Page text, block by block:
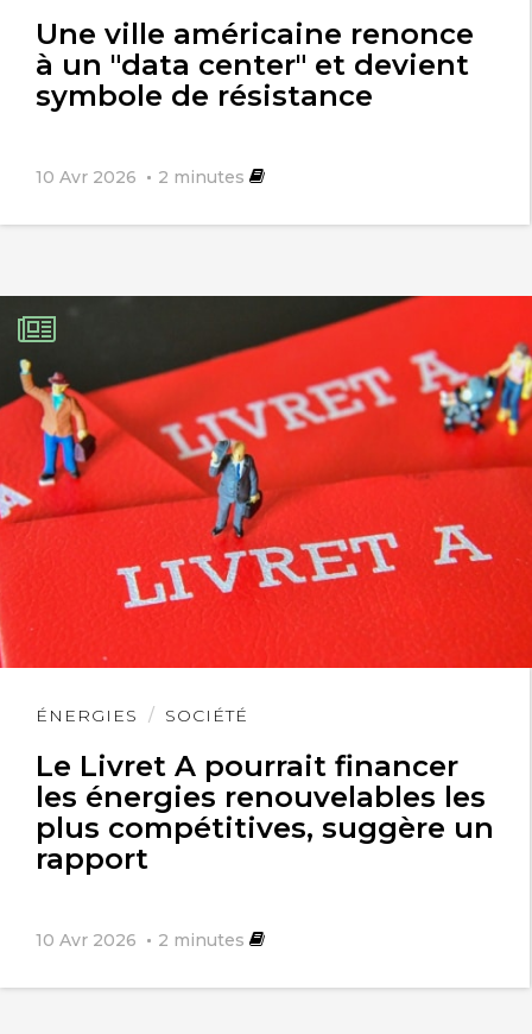
Une ville américaine renonce
à un "data center" et devient
symbole de résistance
10 Avr 2026 2 minutes
ÉNERGIES SOCIÉTÉ
Le Livret A pourrait financer
les énergies renouvelables les
plus compétitives, suggère un
rapport
10 Avr 2026 2 minutes
Lire